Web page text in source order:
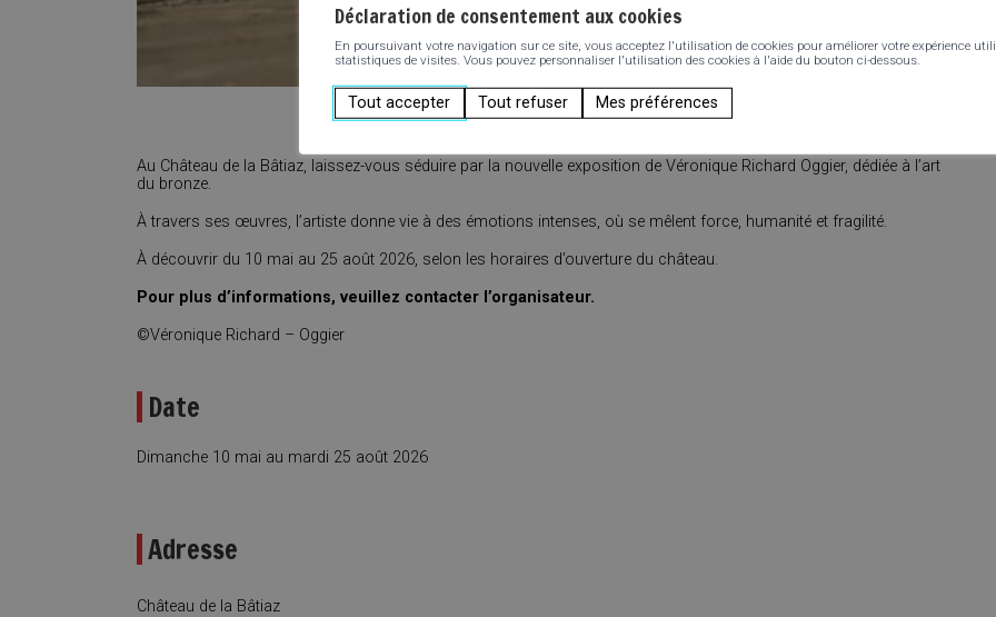
Au Château de la Bâtiaz, laissez-vous séduire par la nouvelle exposition de Véronique Richard Oggier, dédiée à l’art
du bronze.
À travers ses œuvres, l’artiste donne vie à des émotions intenses, où se mêlent force, humanité et fragilité.
À découvrir du 10 mai au 25 août 2026, selon les horaires d’ouverture du château.
Pour plus d’informations, veuillez contacter l’organisateur.
©Véronique Richard – Oggier
Date
Dimanche 10 mai au mardi 25 août 2026
Adresse
Château de la Bâtiaz
Déclaration de consentement aux cookies
En poursuivant votre navigation sur ce site, vous acceptez l'utilisation de cookies pour améliorer votre expérience
statistiques de visites. Vous pouvez personnaliser l'utilisation des cookies à l'aide du bouton ci-dessous.
Tout accepter Tout refuser Mes préférences